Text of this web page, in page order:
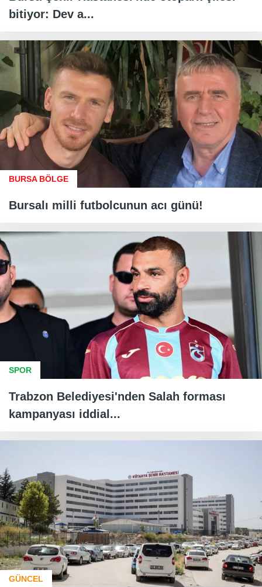
bitiyor: Dev a...
BURSA BÖLGE
Bursalı milli futbolcunun acı günü!
SPOR
Trabzon Belediyesi'nden Salah forması
kampanyası iddial...
GÜNCEL